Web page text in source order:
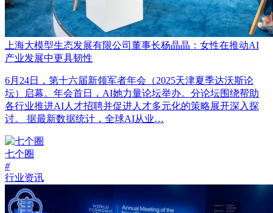
上海大模型生态发展有限公司董事长杨晶晶：女性在推动AI
产业发展中更具韧性
6月24日，第十六届新领军者年会（2025天津夏季达沃斯论
坛）启幕。年会首日，AI她力量论坛举办。分论坛围绕帮助
各行业推进AI人才招聘并促进人才多元化的策略展开深入探
讨。 据最新数据统计，全球AI从业…
七个圈
#
行业资讯